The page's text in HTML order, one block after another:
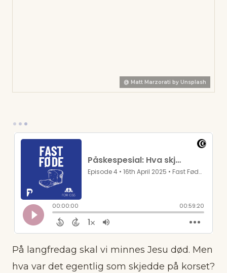
@ Matt Marzorati by Unsplash
På langfredag skal vi minnes Jesu død. Men
hva var det egentlig som skjedde på korset?